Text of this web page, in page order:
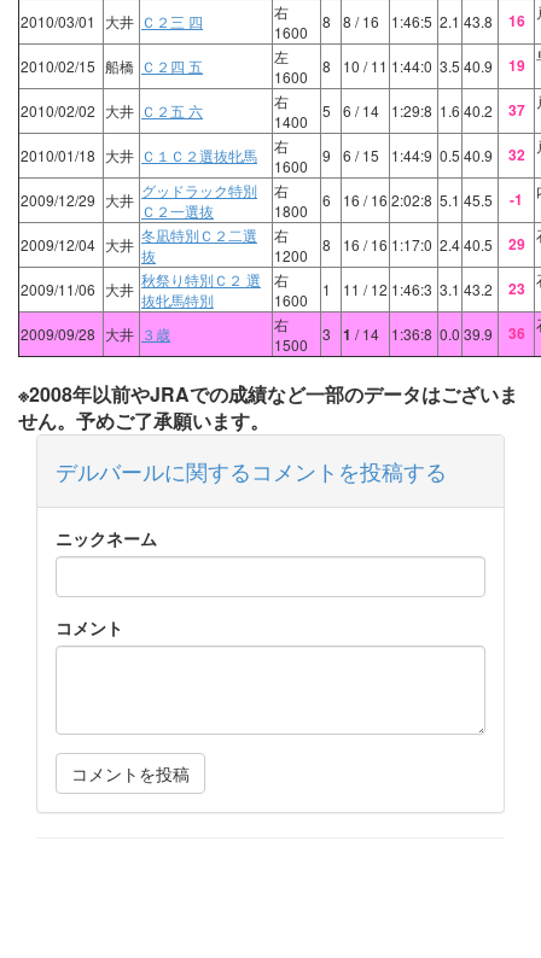
2010/03/01
大井 Ｃ２三 四
右
1600
8 8 / 16 1:46:5 2.1 43.8 16
2010/02/15 船橋 Ｃ２四 五
左
1600
8 10 / 11 1:44:0 3.5 40.9 19
2010/02/02 大井 Ｃ２五 六
右
1400
5 6 / 14 1:29:8 1.6 40.2 37
2010/01/18 大井 Ｃ１Ｃ２選抜牝馬
右
1600
9 6 / 15 1:44:9 0.5 40.9 32
2009/12/29 大井 グッドラック特別
Ｃ２一選抜
右
1800
6 16 / 16 2:02:8 5.1 45.5 -1
2009/12/04 大井 冬凪特別Ｃ２二選
抜
右
1200
8 16 / 16 1:17:0 2.440.5 29
2009/11/06 大井 秋祭り特別Ｃ２ 選
抜牝馬特別
右
1600
1 11 / 12 1:46:3 3.1 43.2 23
2009/09/28 大井 ３歳
右
1500
3 1 / 14 1:36:8 0.0 39.9 36
※2008年以前やJRAでの成績など一部のデータはございま
せん。予めご了承願います。
デルバールに関するコメントを投稿する
ニックネーム
コメント